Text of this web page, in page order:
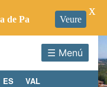
☰ Menú
ES VAL
de Pa Veure
X